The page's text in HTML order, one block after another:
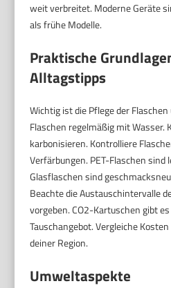
weit verbreitet. Moderne Geräte
als frühe Modelle.
Praktische
Alltagstipps
Wichtig ist die Pflege der
Flaschen regelmäßig mit Wasser.
karbonisieren. Kontrolliere
Verfärbungen. PET-Flaschen sind
Glasflaschen sind
Beachte die Austauschintervalle
vorgeben. CO2-Kartuschen gibt
Tauschangebot. Vergleiche
deiner Region.
Umweltaspekte